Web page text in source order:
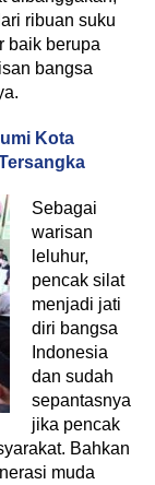
ribuan suku
baik berupa
bangsa
Kota
Sebagai
warisan
leluhur,
pencak silat
menjadi jati
diri bangsa
Indonesia
dan sudah
sepantasnya
jika pencak
Bahkan
muda